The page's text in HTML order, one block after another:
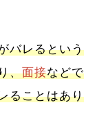
バレるという
、面接などで
ることはあり